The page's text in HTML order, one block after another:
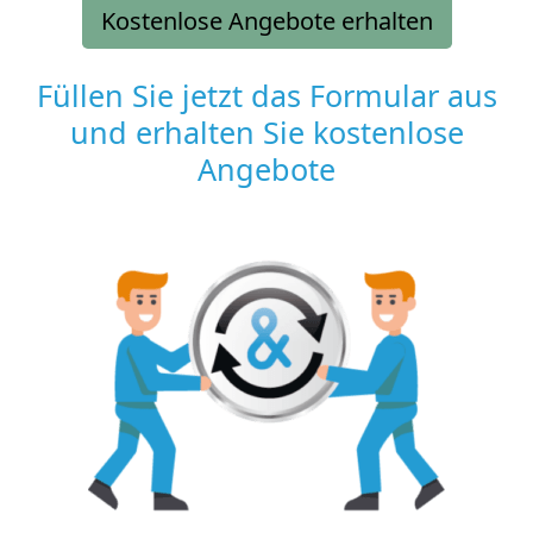
Kostenlose Angebote erhalten
Füllen Sie jetzt das Formular aus
und erhalten Sie kostenlose
Angebote